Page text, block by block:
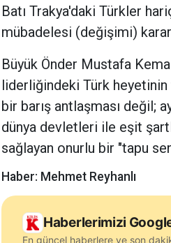
Batı Trakya'daki Türkler
mübadelesi (değişimi)
Büyük Önder Mustafa
liderliğindeki Türk
bir barış antlaşması değil;
dünya devletleri ile eşit
sağlayan onurlu bir "tapu
Haber: Mehmet Reyhanlı
Haberlerimizi
En güncel haberlere ve son